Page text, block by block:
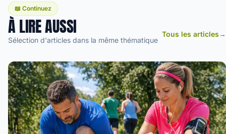
📖 Continuez
À LIRE AUSSI
Sélection d'articles dans la même thématique
Tous les articles→